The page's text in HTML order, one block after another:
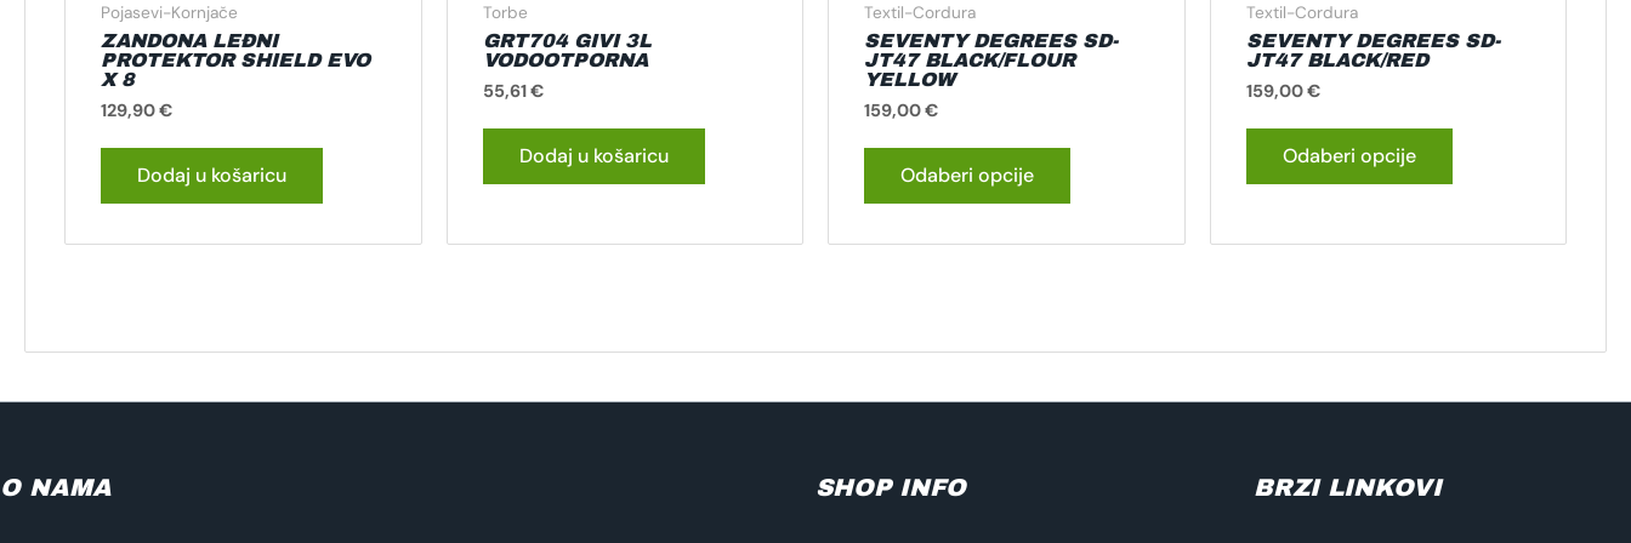
Pojasevi-Kornjače
ZANDONA LEĐNI
PROTEKTOR SHIELD EVO
X 8
129,90€
Dodaj u košaricu
Torbe
GRT704 GIVI 3L
VODOOTPORNA
55,61€
Dodaj u košaricu
Textil-Cordura
SEVENTY DEGREES SD-
JT47 BLACK/FLOUR
YELLOW
159,00€
Odaberi opcije
Textil-Cordura
SEVENTY DEGREES SD-
JT47 BLACK/RED
159,00€
Odaberi opcije
O NAMA SHOP INFO BRZI LINKOVI